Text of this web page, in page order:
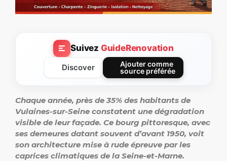
Suivez GuideRenovation
Discover
Ajouter comme
source préférée
Chaque année, près de 35% des habitants de
Vulaines-sur-Seine constatent une dégradation
visible de leur façade. Ce bourg pittoresque, avec
ses demeures datant souvent d’avant 1950, voit
son architecture mise à rude épreuve par les
caprices climatiques de la Seine-et-Marne.